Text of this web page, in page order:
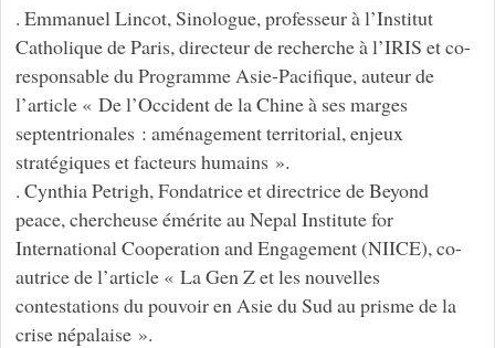
. Emmanuel Lincot, Sinologue, professeur à l’Institut
Catholique de Paris, directeur de recherche à l’IRIS et co-
responsable du Programme Asie-Pacifique, auteur de
l’article « De l’Occident de la Chine à ses marges
septentrionales : aménagement territorial, enjeux
stratégiques et facteurs humains ».
. Cynthia Petrigh, Fondatrice et directrice de Beyond
peace, chercheuse émérite au Nepal Institute for
International Cooperation and Engagement (NIICE), co-
autrice de l’article « La Gen Z et les nouvelles
contestations du pouvoir en Asie du Sud au prisme de la
crise népalaise ».